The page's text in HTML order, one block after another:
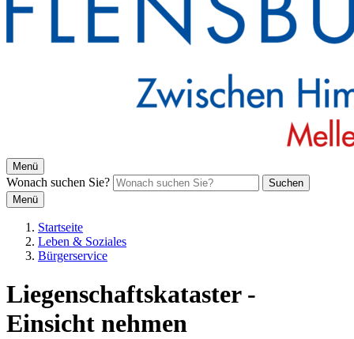
Menü
Wonach suchen Sie?
Suchen
Menü
Startseite
Leben & Soziales
Bürgerservice
Liegenschaftskataster -
Einsicht nehmen